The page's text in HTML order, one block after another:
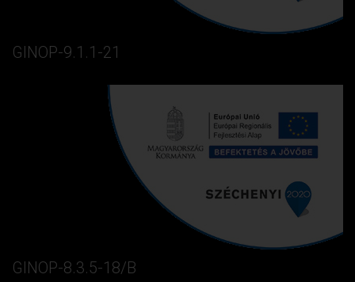
GINOP-9.1.1-21
GINOP-8.3.5-18/B